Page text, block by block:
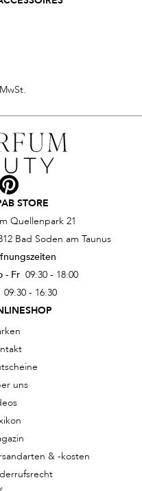
STORE
Quellenpark 21
Bad Soden am Taunus
- Fr 09:30 - 18:00
09:30 - 16:30
uns
& -kosten